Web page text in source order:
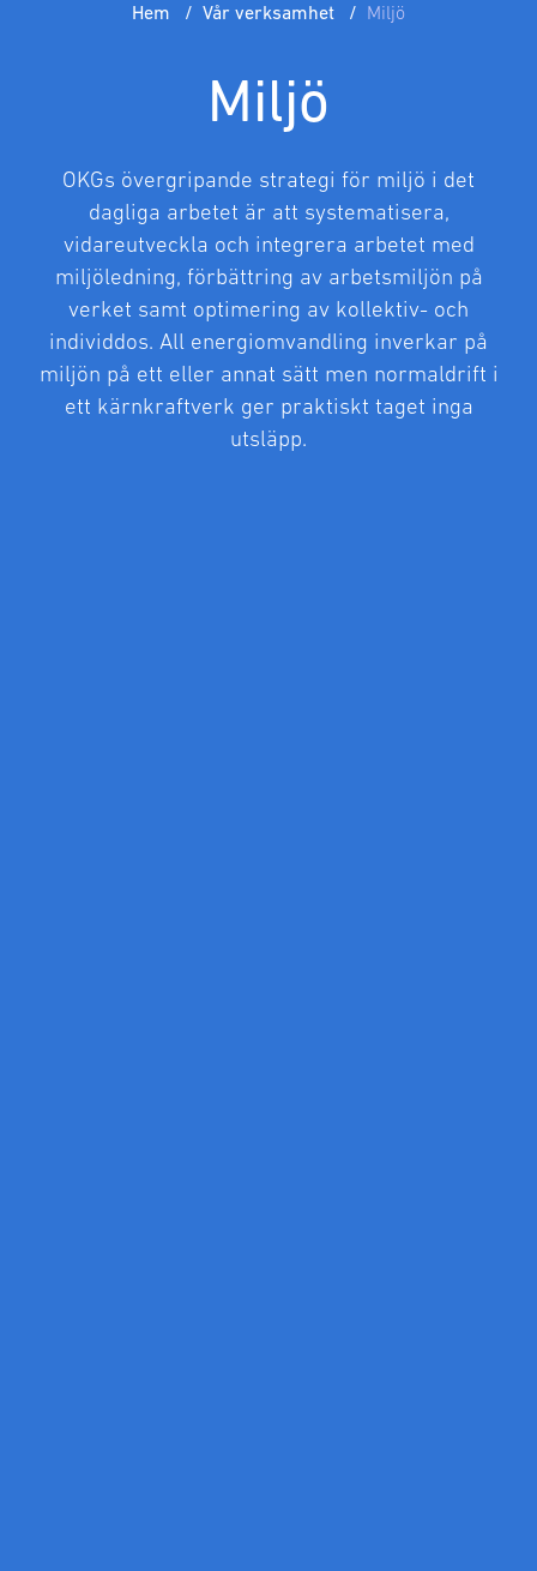
Hem Vår verksamhet Miljö
Miljö
OKGs övergripande strategi för miljö i det
dagliga arbetet är att systematisera,
vidareutveckla och integrera arbetet med
miljöledning, förbättring av arbetsmiljön på
verket samt optimering av kollektiv- och
individdos. All energiomvandling inverkar på
miljön på ett eller annat sätt men normaldrift i
ett kärnkraftverk ger praktiskt taget inga
utsläpp.